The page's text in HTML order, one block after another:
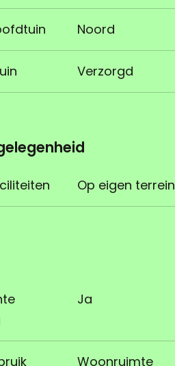
Noord
Verzorgd
Op eigen terrein
Ja
Woonruimte